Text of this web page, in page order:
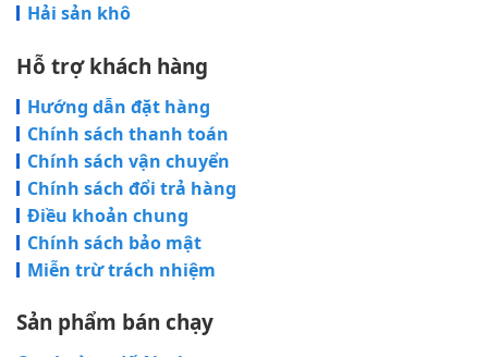
Hải sản khô
Hỗ trợ khách hàng
Hướng dẫn đặt hàng
Chính sách thanh toán
Chính sách vận chuyển
Chính sách đổi trả hàng
Điều khoản chung
Chính sách bảo mật
Miễn trừ trách nhiệm
Sản phẩm bán chạy